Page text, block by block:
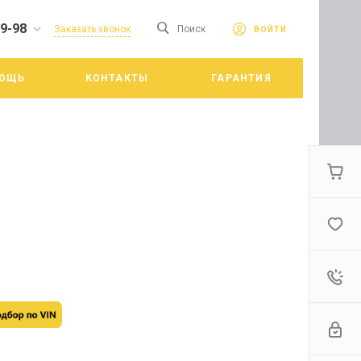
Продолжая
Принять
98 Заказать звонок Поиск ВОЙТИ
КОНТАКТЫ ГАРАНТИЯ